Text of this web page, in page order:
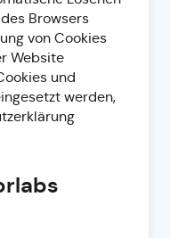
Browsers
von Cookies
Website
und
werden,